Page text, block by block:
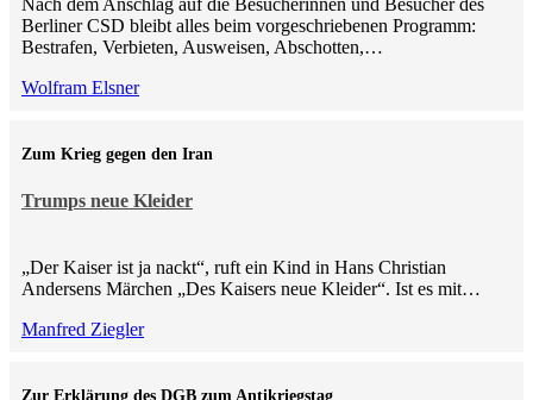
Nach dem Anschlag auf die Besucherinnen und Besucher des
Berliner CSD bleibt alles beim vorgeschriebenen Programm:
Bestrafen, Verbieten, Ausweisen, Abschotten,…
Wolfram Elsner
Trumps neue Kleider
Zum Krieg gegen den Iran
„Der Kaiser ist ja nackt“, ruft ein Kind in Hans Christian
Andersens Märchen „Des Kaisers neue Kleider“. Ist es mit…
Manfred Ziegler
Zur Erklärung des DGB zum Antikriegstag